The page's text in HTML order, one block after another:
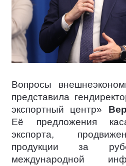
Вопросы
представила
экспортный центр»
Её предложения
экспорта,
продукции за
международной